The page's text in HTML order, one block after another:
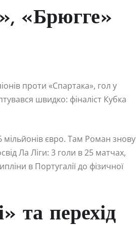
«Брюгге»
проти «Спартака», гол у
швидко: фіналіст Кубка
мільйонів євро. Там Роман знову
Ла Ліги: 3 голи в 25 матчах,
в Португалії до фізичної
та перехід